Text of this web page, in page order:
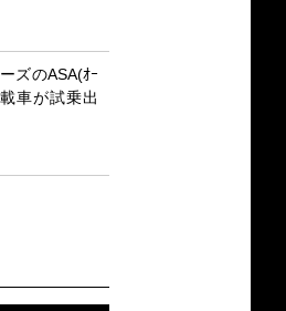
ズのASA(ｵｰ
車が試乗出